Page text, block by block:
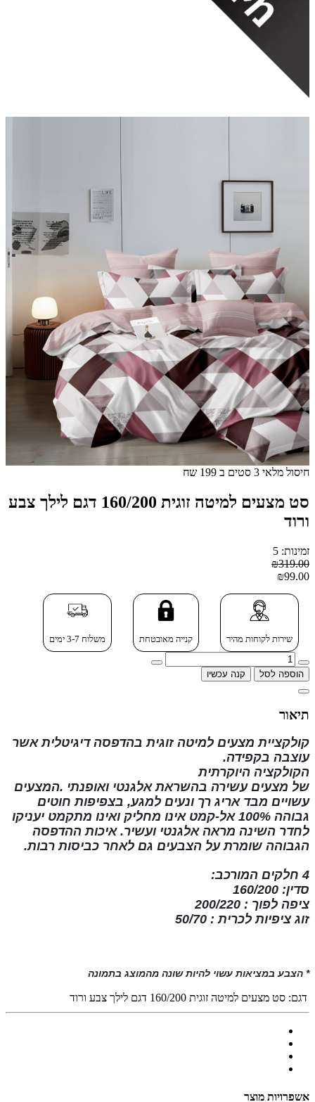
חיסול מלאי 3 סטים ב 199 שח
סט מצעים למיטה זוגית 160/200 דגם לילך צבע
ורוד
זמינות: 5
₪319.00
₪99.00
שירות לקוחות מהיר קנייה מאובטחת משלוח 3-7 ימים
הוספה לסל קנה עכשיו
תיאור
קולקציית מצעים למיטה זוגית בהדפסה דיגיטליתאשר
עוצבה בקפידה.
הקולקציה היוקרתית
של מצעים עשירה בהשראתאלגנטי ואופנתי .המצעים
עשויים מבד אריג רך ונעים למגע, בצפיפות חוטים
גבוהה 100% אל-קמט אינו מחליק ואינו מתקמט יעניקו
לחדר השינה מראה אלגנטי ועשיר. איכות ההדפסה
הגבוהה שומרת על הצבעים גם לאחר כביסות רבות.
4 חלקים המורכב:
סדין: 160/200
ציפה לפוך : 200/220
זוג ציפיות לכרית : 50/70
* הצבע במציאות עשוי להיות שונה מהמוצג בתמונה
דגם: סט מצעים למיטה זוגית 160/200 דגם לילך צבע ורוד
אשפרויות מוצר